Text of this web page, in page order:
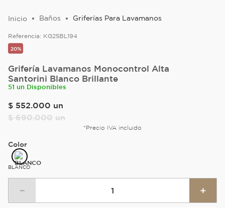
Baños Griferías Para Lavamanos
Referencia: KG25BL194
20%
Grifería Lavamanos Monocontrol Alta
Santorini Blanco Brillante
51 un Disponibles
$ 552.000 un
$ 690.000 un
*Precio IVA incluido
Color
BLANCO
＋
－